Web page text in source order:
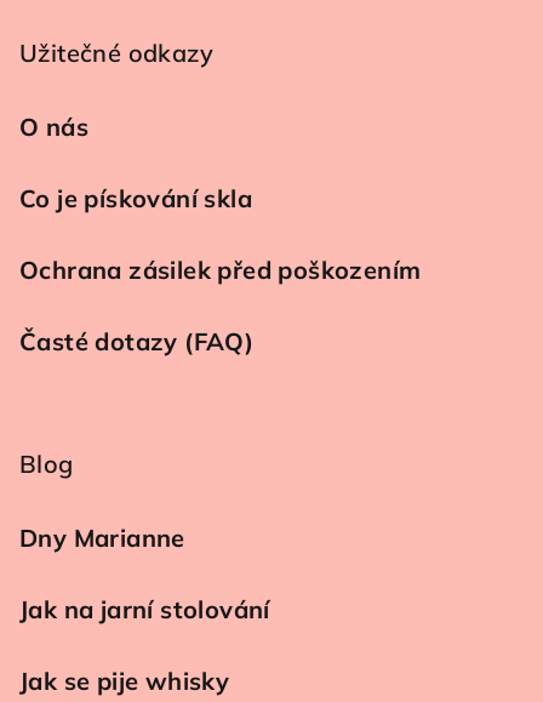
Užitečné odkazy
O nás
Co je pískování skla
Ochrana zásilek před poškozením
Časté dotazy (FAQ)
Blog
Dny Marianne
Jak na jarní stolování
Jak se pije whisky